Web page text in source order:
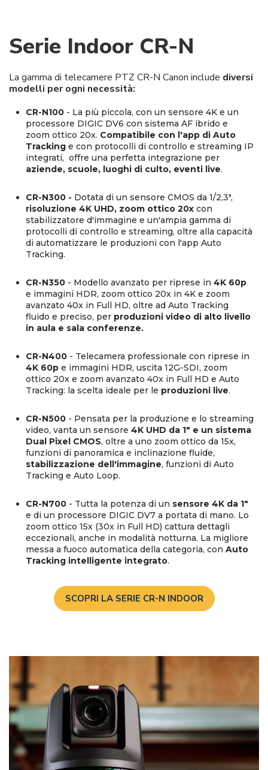
Serie Indoor CR-N
La gamma di telecamere PTZ CR-N Canon include diversi
modelli per ogni necessità:
CR-N100 - La più piccola, con un sensore 4K e un
processore DIGIC DV6 con sistema AF ibrido e
zoom ottico 20x. Compatibile con l'app di Auto
Tracking e con protocolli di controllo e streaming IP
integrati, offre una perfetta integrazione per
aziende, scuole, luoghi di culto, eventi live.
CR-N300 - Dotata di un sensore CMOS da 1/2,3",
risoluzione 4K UHD, zoom ottico 20x con
stabilizzatore d'immagine e un'ampia gamma di
protocolli di controllo e streaming, oltre alla capacità
di automatizzare le produzioni con l'app Auto
Tracking.
CR-N350 - Modello avanzato per riprese in 4K 60p
e immagini HDR, zoom ottico 20x in 4K e zoom
avanzato 40x in Full HD, oltre ad Auto Tracking
fluido e preciso, per produzioni video di alto livello
in aula e sala conferenze.
CR-N400 - Telecamera professionale con riprese in
4K 60p e immagini HDR, uscita 12G-SDI, zoom
ottico 20x e zoom avanzato 40x in Full HD e Auto
Tracking: la scelta ideale per le produzioni live.
CR-N500 - Pensata per la produzione e lo streaming
video, vanta un sensore 4K UHD da 1" e un sistema
Dual Pixel CMOS, oltre a uno zoom ottico da 15x,
funzioni di panoramica e inclinazione fluide,
stabilizzazione dell'immagine, funzioni di Auto
Tracking e Auto Loop.
CR-N700 - Tutta la potenza di un sensore 4K da 1"
e di un processore DIGIC DV7 a portata di mano. Lo
zoom ottico 15x (30x in Full HD) cattura dettagli
eccezionali, anche in modalità notturna. La migliore
messa a fuoco automatica della categoria, con Auto
Tracking intelligente integrato.
SCOPRI LA SERIE CR-N INDOOR